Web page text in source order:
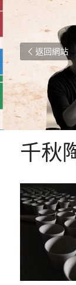
返回網站
千秋